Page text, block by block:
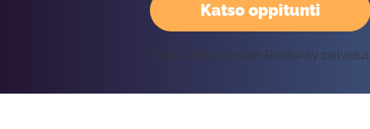
Katso oppitunti
Vaatii kirjautumisen Rockway